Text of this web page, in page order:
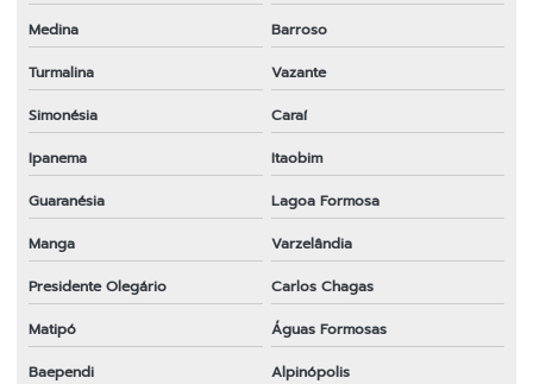
Medina
Barroso
Turmalina
Vazante
Simonésia
Caraí
Ipanema
Itaobim
Guaranésia
Lagoa Formosa
Manga
Varzelândia
Presidente Olegário
Carlos Chagas
Matipó
Águas Formosas
Baependi
Alpinópolis